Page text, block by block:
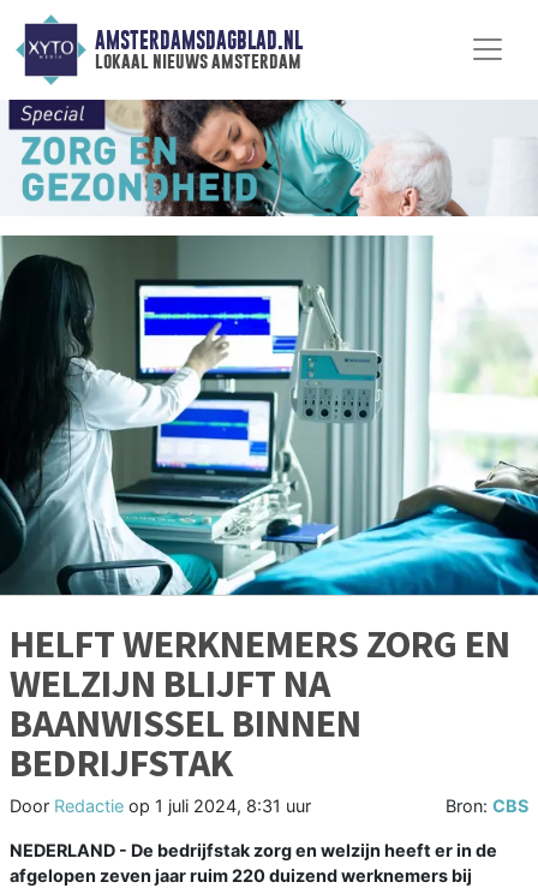
AMSTERDAMSDAGBLAD.NL
lokaal nieuws amsterdam
HELFT WERKNEMERS ZORG EN
WELZIJN BLIJFT NA
BAANWISSEL BINNEN
BEDRIJFSTAK
Door Redactie op 1 juli 2024, 8:31 uur Bron: CBS
NEDERLAND - De bedrijfstak zorg en welzijn heeft er in de
afgelopen zeven jaar ruim 220 duizend werknemers bij